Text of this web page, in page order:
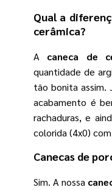
Qual a
cerâmica?
A caneca de
quantidade de
tão bonita assim.
acabamento é
rachaduras, e
colorida (4x0)
Canecas de
Sim. A nossa